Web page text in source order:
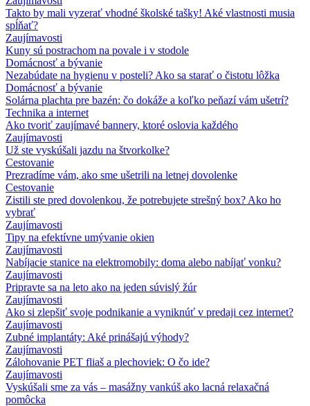
Takto by mali vyzerať vhodné školské tašky! Aké vlastnosti musia
spĺňať?
Zaujímavosti
Kuny sú postrachom na povale i v stodole
Domácnosť a bývanie
Nezabúdate na hygienu v posteli? Ako sa starať o čistotu lôžka
Domácnosť a bývanie
Solárna plachta pre bazén: čo dokáže a koľko peňazí vám ušetrí?
Technika a internet
Ako tvoriť zaujímavé bannery, ktoré oslovia každého
Zaujímavosti
Už ste vyskúšali jazdu na štvorkolke?
Cestovanie
Prezradíme vám, ako sme ušetrili na letnej dovolenke
Cestovanie
Zistili ste pred dovolenkou, že potrebujete strešný box? Ako ho
vybrať
Zaujímavosti
Tipy na efektívne umývanie okien
Zaujímavosti
Nabíjacie stanice na elektromobily: doma alebo nabíjať vonku?
Zaujímavosti
Pripravte sa na leto ako na jeden súvislý žúr
Zaujímavosti
Ako si zlepšiť svoje podnikanie a vyniknúť v predaji cez internet?
Zaujímavosti
Zubné implantáty: Aké prinášajú výhody?
Zaujímavosti
Zálohovanie PET fliaš a plechoviek: O čo ide?
Zaujímavosti
Vyskúšali sme za vás – masážny vankúš ako lacná relaxačná
pomôcka